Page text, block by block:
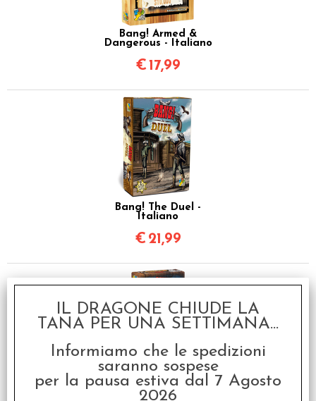
Bang! Armed &
Dangerous - Italiano
€ 17,99
Bang! The Duel -
Italiano
€ 21,99
Bang! The Dice Game -
Undead or Alive
IL DRAGONE CHIUDE LA
TANA PER UNA SETTIMANA...
Informiamo che le spedizioni
saranno sospese
per la pausa estiva dal 7 Agosto
2026